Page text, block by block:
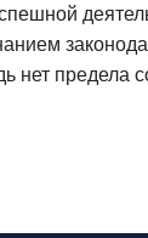
нет предела